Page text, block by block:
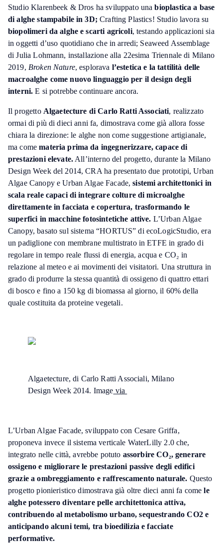
Studio Klarenbeek & Dros ha sviluppato unabioplastica a base
di alghe stampabile in 3D; Crafting Plastics! Studio lavora su
biopolimeri da alghe e scarti agricoli, testando applicazioni sia
in oggetti d’uso quotidiano che in arredi; Seaweed Assemblage
di Julia Lohmann, installazione alla 22esima Triennale di Milano
2019, Broken Nature, esplorava l’estetica e la tattilità delle
macroalghe come nuovo linguaggio per il design degli
interni. E si potrebbe continuare ancora.
Il progetto Algaetecture di Carlo Ratti Associati, realizzato
ormai di più di dieci anni fa, dimostrava come già allora fosse
chiara la direzione: le alghe non come suggestione artigianale,
ma comemateria prima da ingegnerizzare, capace di
prestazioni elevate. All’interno del progetto, durante la Milano
Design Week del 2014, CRA ha presentato due prototipi, Urban
Algae Canopy e Urban Algae Facade,sistemi architettonici in
scala reale capaci di integrare colture di microalghe
direttamente in facciata e copertura, trasformando le
superfici in macchine fotosintetiche attive. L’Urban Algae
Canopy, basato sul sistema “HORTUS” di ecoLogicStudio, era
un padiglione con membrane multistrato in ETFE in grado di
regolare in tempo reale flussi di energia, acqua e CO₂ in
relazione al meteo e ai movimenti dei visitatori. Una struttura in
grado di produrre la stessa quantità di ossigeno di quattro ettari
di bosco e fino a 150 kg di biomassa al giorno, il 60% della
quale costituita da proteine vegetali.
Algaetecture, di Carlo Ratti Associali, Milano
Design Week 2014. Image via
L’Urban Algae Facade, sviluppato con Cesare Griffa,
proponeva invece il sistema verticale WaterLilly 2.0 che,
integrato nelle città, avrebbe potuto assorbire CO₂, generare
ossigeno e migliorare le prestazioni passive degli edifici
grazie a ombreggiamento e raffrescamento naturale. Questo
progetto pionieristico dimostrava già oltre dieci anni fa come le
alghe potessero diventare pelle architettonica attiva,
contribuendo al metabolismo urbano, sequestrando CO2 e
anticipando alcuni temi, tra bioedilizia e facciate
performative.